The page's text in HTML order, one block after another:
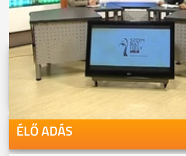
Videóink megtekinthetőek
Youtube-csatornánkon is!
ÉLŐ ADÁS